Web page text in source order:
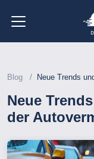
Blog Neue Trends
Neue
der